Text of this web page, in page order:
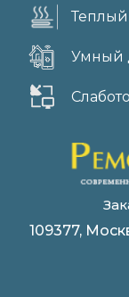
Теплый
Умный
109377,